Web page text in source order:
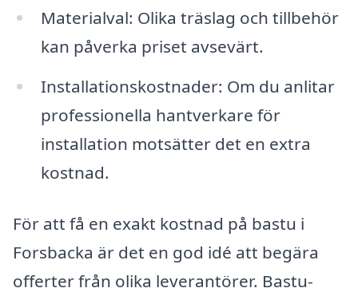
Materialval: Olika träslag och tillbehör
kan påverka priset avsevärt.
Installationskostnader: Om du anlitar
professionella hantverkare för
installation motsätter det en extra
kostnad.
För att få en exakt kostnad på bastu i
Forsbacka är det en god idé att begära
offerter från olika leverantörer. Bastu-